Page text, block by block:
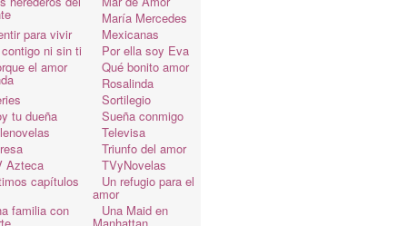
María Mercedes
para vivir
Mexicanas
ni sin ti
Por ella soy Eva
el amor
Qué bonito amor
Rosalinda
Sortilegio
tu dueña
Sueña conmigo
Televisa
Triunfo del amor
Azteca
TVyNovelas
capítulos
Un refugio para el
amor
familia con
Una Maid en